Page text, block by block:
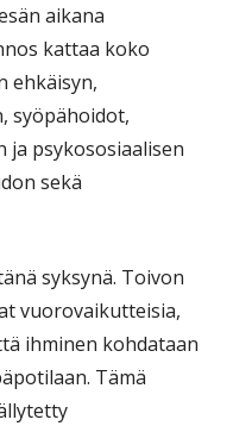
aikana
kattaa koko
ehkäisyn,
syöpähoidot,
psykososiaalisen
sekä
syksynä. Toivon
vuorovaikutteisia,
ihminen kohdataan
Tämä